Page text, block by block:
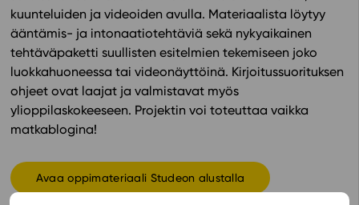
In English
kuunteluiden ja videoiden avulla. Materiaalista löytyy
ääntämis- ja intonaatiotehtäviä sekä nykyaikainen
tehtäväpaketti suullisten esitelmien tekemiseen joko
luokkahuoneessa tai videonäyttöinä. Kirjoitussuorituksen
ohjeet ovat laajat ja valmistavat myös
ylioppilaskokeeseen. Projektin voi toteuttaa vaikka
matkablogina!
Avaa oppimateriaali Studeon alustalla